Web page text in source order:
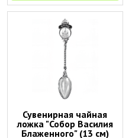
Сувенирная чайная
ложка "Собор Василия
Блаженного" (13 см)